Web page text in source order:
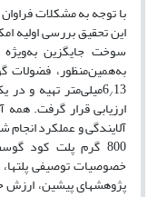
با توجه به مشکلات
این تحقیق بررسی اولیه
سوخت جایگزین
6/ 13میلی‌متر تهیه و
ارزیابی قرار گرفت.
آلایندگی و عملکرد
800 گرم پلت کود
خصوصیات توصیفی پلت­ها،
پژوهش­های پیشین،